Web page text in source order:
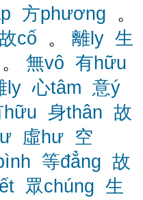
方phương 。
cố 。 離ly 生
。 無vô 有hữu
ly 心tâm 意ý
hữu 身thân 故
虛hư 空
等đẳng 故
眾chúng 生